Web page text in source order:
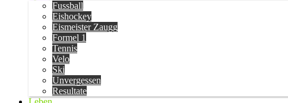
Fussball
Eishockey
Eismeister Zaugg
Formel 1
Tennis
Velo
Ski
Unvergessen
Resultate